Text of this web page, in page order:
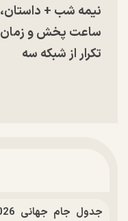
نیمه شب + داستان،
ساعت پخش و زمان
تکرار از شبکه سه